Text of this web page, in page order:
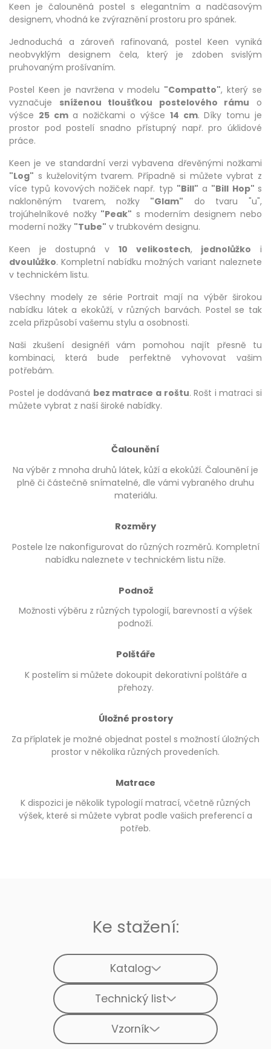
Keen je čalouněná postel s elegantním a nadčasovým
designem, vhodná ke zvýraznění prostoru pro spánek.
Jednoduchá a zároveň rafinovaná, postel Keen vyniká
neobvyklým designem čela, který je zdoben svislým
pruhovaným prošívaním.
Postel Keen je navržena v modelu "Compatto", který se
vyznačuje sníženou tloušťkou postelového rámu o
výšce 25 cma nožičkami o výšce 14 cm. Díky tomu je
prostor pod postelí snadno přístupný např. pro úklidové
práce.
Keen je ve standardní verzi vybavena dřevěnými nožkami
"Log" s kuželovitým tvarem. Případně si můžete vybrat z
více typů kovových nožiček např. typ "Bill" a "Bill Hop" s
nakloněným tvarem, nožky "Glam" do tvaru "u",
trojúhelníkové nožky "Peak" s moderním designem nebo
moderní nožky "Tube" v trubkovém designu.
Keen je dostupná v 10 velikostech, jednolůžko i
dvoulůžko. Kompletní nabídku možných variant naleznete
v technickém listu.
Všechny modely ze série Portrait mají na výběr širokou
nabídku látek a ekokůží, v různých barvách. Postel se tak
zcela přizpůsobí vašemu stylu a osobnosti.
Naši zkušení designéři vám pomohou najít přesně tu
kombinaci, která bude perfektně vyhovovat vašim
potřebám.
Postel je dodávaná bez matrace a roštu. Rošt i matraci si
můžete vybrat z naší široké nabídky.
Čalounění
Na výběr z mnoha druhů látek, kůží a ekokůží. Čalounění je
plně či částečně snímatelné, dle vámi vybraného druhu
materiálu.
Rozměry
Postele lze nakonfigurovat do různých rozměrů. Kompletní
nabídku naleznete v technickém listu níže.
Podnož
Možnosti výběru z různých typologií, barevností a výšek
podnoží.
Polštáře
K postelím si můžete dokoupit dekorativní polštáře a
přehozy.
Úložné prostory
Za příplatek je možné objednat postel s možností úložných
prostor v několika různých provedeních.
Matrace
K dispozici je několik typologií matrací, včetně různých
výšek, které si můžete vybrat podle vašich preferencí a
potřeb.
Ke stažení:
Katalog
Technický list
Vzorník